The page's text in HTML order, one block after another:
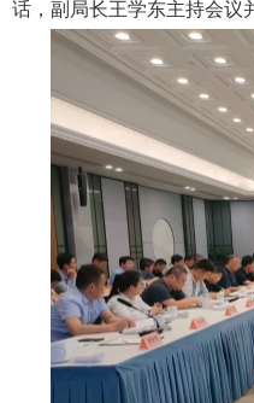
话，副局长王学东主持会议